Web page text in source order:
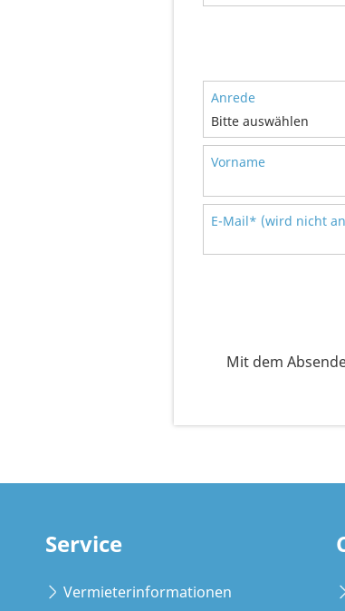
Anrede
Bitte auswählen
Vorname
E-Mail* (wird nicht
Mit dem
Service
Vermieterinformationen